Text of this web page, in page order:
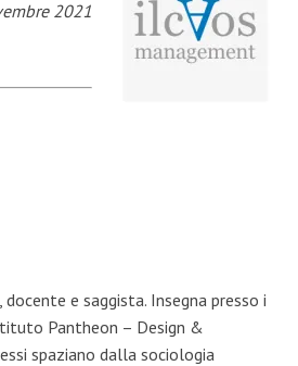
2021
docente e saggista. Insegna presso i
Pantheon – Design &
spaziano dalla sociologia